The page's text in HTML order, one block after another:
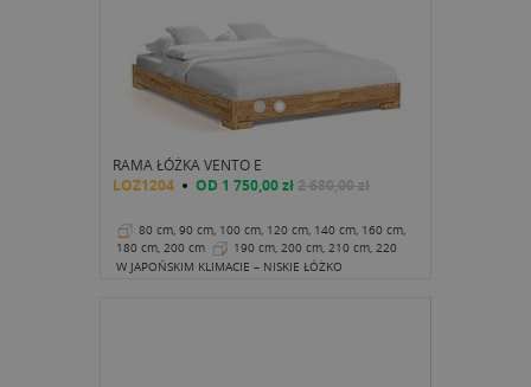
RAMA ŁÓŻKA VENTO E
LOZ1204 OD 1 750,00 zł2 680,00 zł
80 cm, 90 cm, 100 cm, 120 cm, 140 cm, 160 cm,
180 cm, 200 cm
190 cm, 200 cm, 210 cm, 220
cm
22 cm
W JAPOŃSKIM KLIMACIE – NISKIE ŁÓŻKO